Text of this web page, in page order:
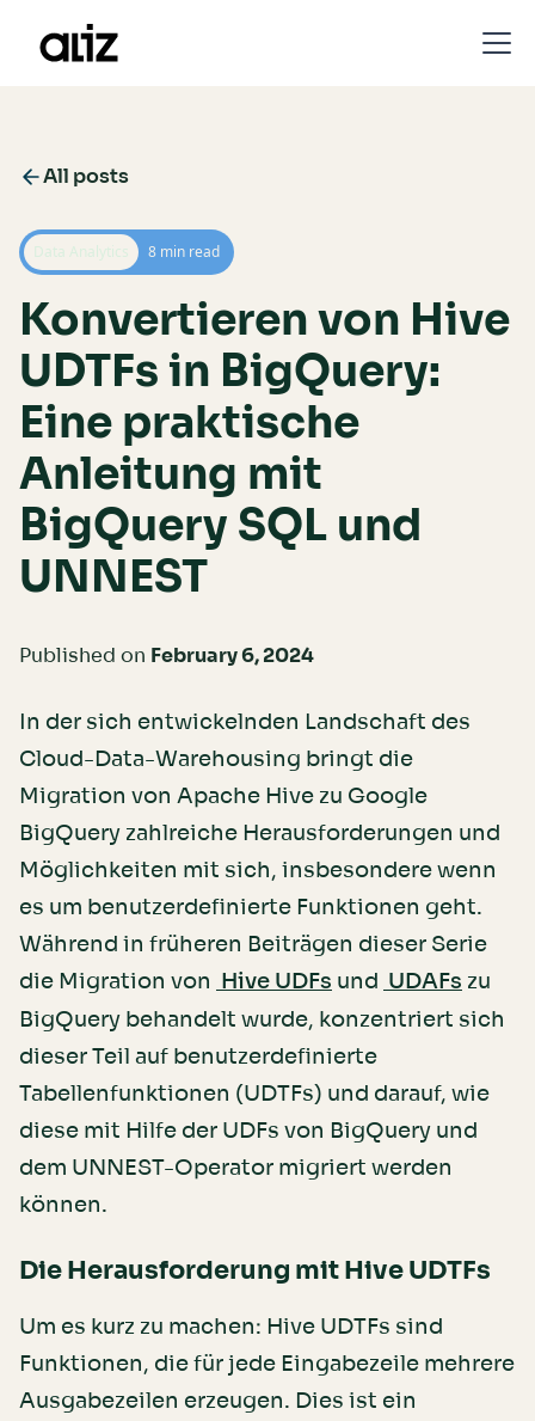
All posts
Data Analytics 8 min read
Konvertieren von Hive
UDTFs in BigQuery:
Eine praktische
Anleitung mit
BigQuery SQL und
UNNEST
Published on February 6, 2024
In der sich entwickelnden Landschaft des
Cloud-Data-Warehousing bringt die
Migration von Apache Hive zu Google
BigQuery zahlreiche Herausforderungen und
Möglichkeiten mit sich, insbesondere wenn
es um benutzerdefinierte Funktionen geht.
Während in früheren Beiträgen dieser Serie
die Migration von
Hive UDFs und UDAFs zu
BigQuery behandelt wurde, konzentriert sich
dieser Teil auf benutzerdefinierte
Tabellenfunktionen (UDTFs) und darauf, wie
diese mit Hilfe der UDFs von BigQuery und
dem UNNEST-Operator migriert werden
können.
Die Herausforderung mit Hive UDTFs
Um es kurz zu machen: Hive UDTFs sind
Funktionen, die für jede Eingabezeile mehrere
Ausgabezeilen erzeugen. Dies ist ein